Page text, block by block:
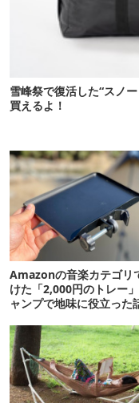
雪峰祭で復活した“スノ
買えるよ！
Amazonの音楽カテゴリ
けた「2,000円のトレー
ャンプで地味に役立った